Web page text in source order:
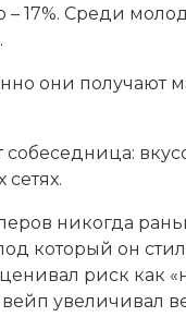
17%. Среди
они получают
собеседница:
никогда
который он
риск как
увеличивал